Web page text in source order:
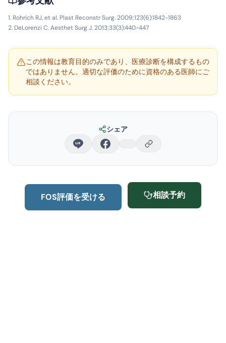
Rohrich RJ, et al. Plast Reconstr Surg. 2009;123(6):1842-1863
DeLorenzi C. Aesthet Surg J. 2013;33(3):440-447
この情報は教育目的のみであり、医療診断を構成するもの
ではありません。適切な評価のために資格のある医師にご
相談ください。
シェア
FOS評価を受ける 相談予約